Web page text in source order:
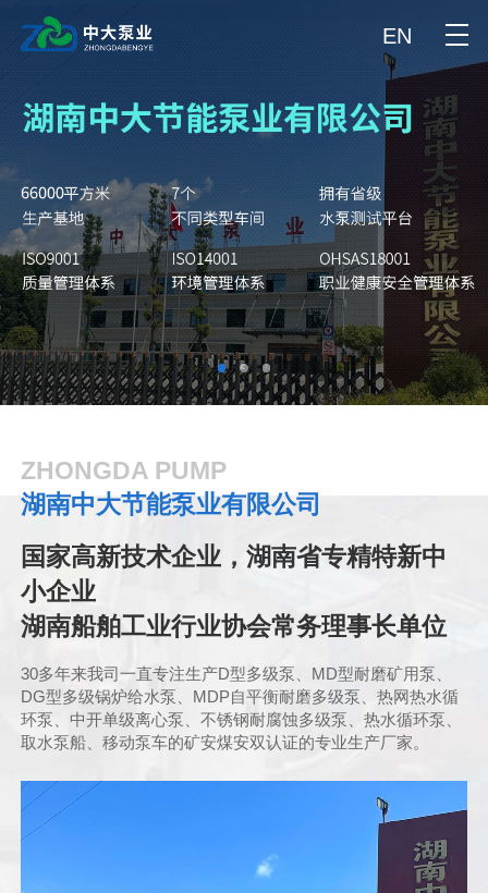
EN
ZHONGDA PUMP
湖南中大节能泵业有限公司
国家高新技术企业，湖南省专精特新中
小企业
湖南船舶工业行业协会常务理事长单位
30多年来我司一直专注生产D型多级泵、MD型耐磨矿用泵、
DG型多级锅炉给水泵、MDP自平衡耐磨多级泵、热网热水循
环泵、中开单级离心泵、不锈钢耐腐蚀多级泵、热水循环泵、
取水泵船、移动泵车的矿安煤安双认证的专业生产厂家。